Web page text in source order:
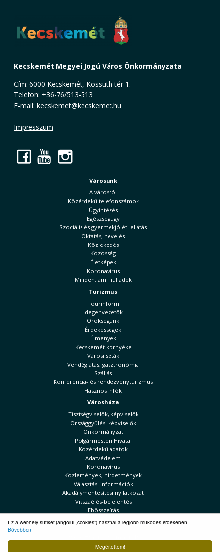
Megértettem!
Ez a webhely sütiket (angolul „cookies”) használ a legjobb működés érdekében.
Bővebben
Kecskemét Megyei Jogú Város Önkormányzata
Cím: 6000 Kecskemét, Kossuth tér 1.
Telefon: +36-76/513-513
E-mail: kecskemet@kecskemet.hu
Impresszum
Facebook
YouTube
Városunk
A városról
Közérdekű telefonszámok
Ügyintézés
Egészségügy
Szociális és gyermekjóléti ellátás
Oktatás, nevelés
Közlekedés
Közösség
Életképek
Koronavírus
Minden, ami hulladék
Turizmus
Tourinform
Idegenvezetők
Örökségünk
Érdekességek
Élmények
Kecskemét környéke
Városi séták
Vendéglátás, gasztronómia
Szállás
Konferencia- és rendezvényturizmus
Hasznos infók
Városháza
Tisztségviselők, képviselők
Országgyűlési képviselők
Önkormányzat
Polgármesteri Hivatal
Közérdekű adatok
Adatvédelem
Koronavírus
Közlemények, hirdetmények
Választási információk
Akadálymentesítési nyilatkozat
Visszaélés-bejelentés
Ebösszeírás
Kecskeméti Hírek